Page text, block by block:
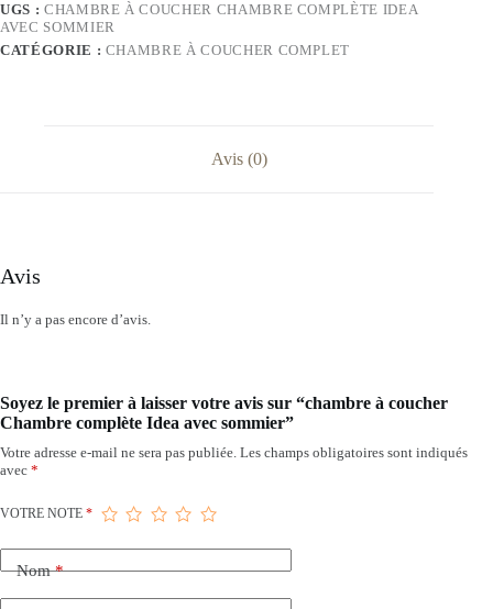
UGS : CHAMBRE À COUCHER CHAMBRE COMPLÈTE IDEA
AVEC SOMMIER
CATÉGORIE : CHAMBRE À COUCHER COMPLET
Avis (0)
Avis
Il n’y a pas encore d’avis.
Soyez le premier à laisser votre avis sur “chambre à coucher
Chambre complète Idea avec sommier”
Votre adresse e-mail ne sera pas publiée. Les champs obligatoires sont indiqués
avec *
VOTRE NOTE *
Nom*